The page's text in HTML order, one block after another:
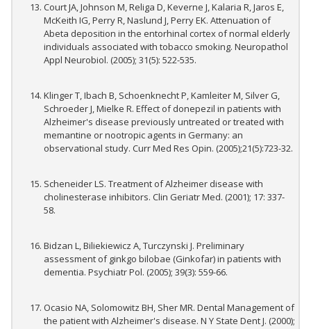
Court JA, Johnson M, Religa D, Keverne J, Kalaria R, Jaros E,
McKeith IG, Perry R, Naslund J, Perry EK. Attenuation of
Abeta deposition in the entorhinal cortex of normal elderly
individuals associated with tobacco smoking. Neuropathol
Appl Neurobiol. (2005); 31(5): 522-535.
Klinger T, Ibach B, Schoenknecht P, Kamleiter M, Silver G,
Schroeder J, Mielke R. Effect of donepezil in patients with
Alzheimer's disease previously untreated or treated with
memantine or nootropic agents in Germany: an
observational study. Curr Med Res Opin. (2005);21(5):723-32.
Scheneider LS. Treatment of Alzheimer disease with
cholinesterase inhibitors. Clin Geriatr Med. (2001); 17: 337-
58.
Bidzan L, Biliekiewicz A, Turczynski J. Preliminary
assessment of ginkgo bilobae (Ginkofar) in patients with
dementia. Psychiatr Pol. (2005); 39(3): 559-66.
Ocasio NA, Solomowitz BH, Sher MR. Dental Management of
the patient with Alzheimer's disease. N Y State Dent J. (2000);